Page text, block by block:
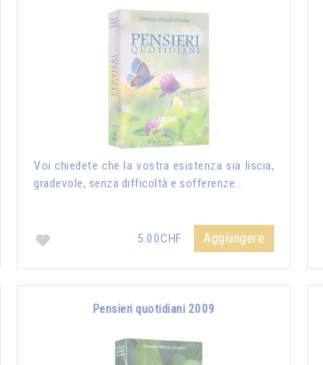
Voi chiedete che la vostra esistenza sia liscia,
gradevole, senza difficoltà e sofferenze...
5.00CHF Aggiungere
Pensieri quotidiani 2009